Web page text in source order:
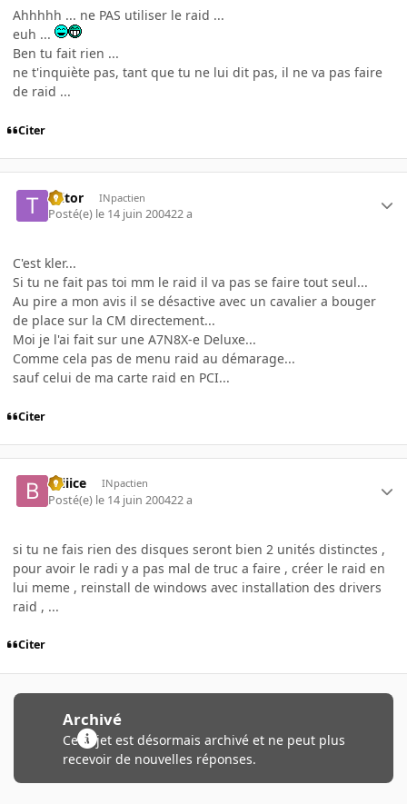
Ahhhhh ... ne PAS utiliser le raid ...
euh ...
Ben tu fait rien ...
ne t'inquiète pas, tant que tu ne lui dit pas, il ne va pas faire
de raid ...
Citer
Ttitor INpactien
Posté(e) le 14 juin 200422 a
C'est kler...
Si tu ne fait pas toi mm le raid il va pas se faire tout seul...
Au pire a mon avis il se désactive avec un cavalier a bouger
de place sur la CM directement...
Moi je l'ai fait sur une A7N8X-e Deluxe...
Comme cela pas de menu raid au démarage...
sauf celui de ma carte raid en PCI...
Citer
Briiice INpactien
Posté(e) le 14 juin 200422 a
si tu ne fais rien des disques seront bien 2 unités distinctes ,
pour avoir le radi y a pas mal de truc a faire , créer le raid en
lui meme , reinstall de windows avec installation des drivers
raid , ...
Citer
Archivé
Ce sujet est désormais archivé et ne peut plus
recevoir de nouvelles réponses.